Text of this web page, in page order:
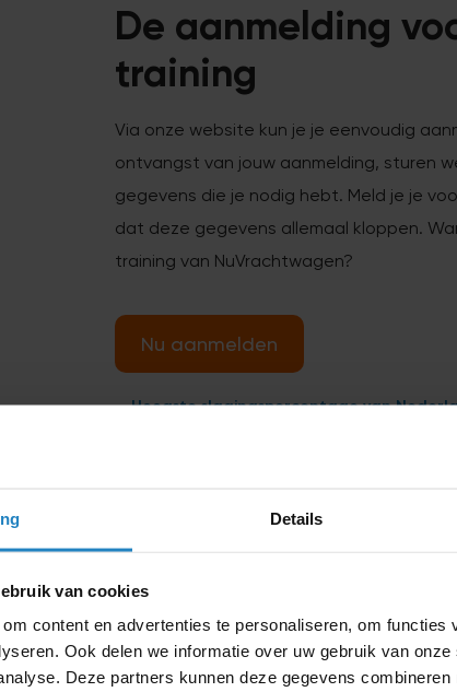
Details
van cookies
content en advertenties te personaliseren, om functies
Ook delen we informatie over uw gebruik van
Deze partners kunnen deze gegevens
De aanmelding
training
Via onze website kun je je eenvoudig
ontvangst van jouw aanmelding, sturen
gegevens die je nodig hebt. Meld je je
dat deze gegevens allemaal kloppen.
training van NuVrachtwagen?
Nu aanmelden
Hoogste slagingspercentage van
Reviews